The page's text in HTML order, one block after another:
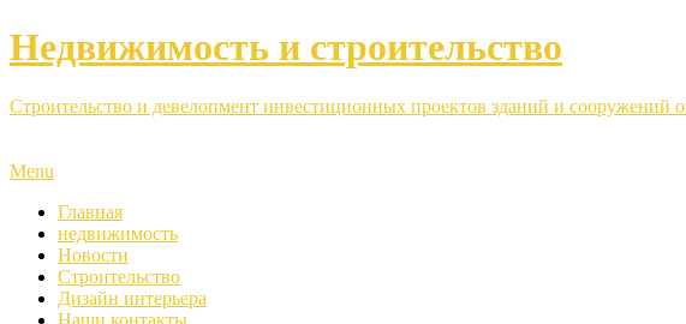
Недвижимость и строительство
Строительство и девелопмент инвестиционных проектов зданий и сооружений
Menu
Главная
недвижимость
Новости
Строительство
Дизайн интерьера
Наши контакты